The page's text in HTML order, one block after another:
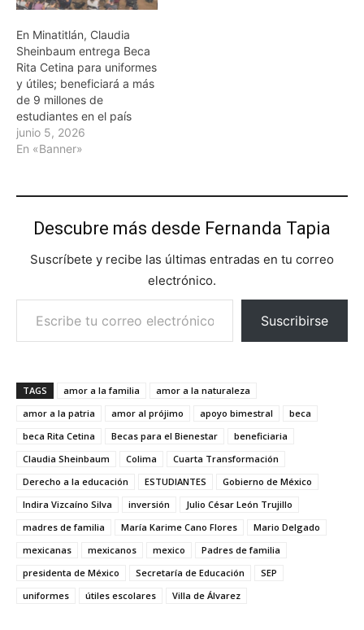
En Minatitlán, Claudia
Sheinbaum entrega Beca
Rita Cetina para uniformes
y útiles; beneficiará a más
de 9 millones de
estudiantes en el país
junio 5, 2026
En «Banner»
Descubre más desde Fernanda Tapia
Suscríbete y recibe las últimas entradas en tu correo
electrónico.
Escribe tu correo electrónico…
Suscribirse
TAGS amor a la familia
amor a la naturaleza
amor a la patria
amor al prójimo apoyo bimestral
beca
beca Rita Cetina
Becas para el Bienestar
beneficiaria
Claudia Sheinbaum
Colima
Cuarta Transformación
Derecho a la educación
ESTUDIANTES
Gobierno de México
Indira Vizcaíno Silva
inversión
Julio César León Trujillo
madres de familia
María Karime Cano Flores
Mario Delgado
mexicanas
mexicanos mexico
Padres de familia
presidenta de México
Secretaría de Educación
SEP
uniformes
útiles escolares Villa de Álvarez